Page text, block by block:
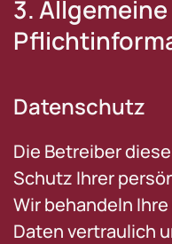
3.
Datenschutz
Die Betreiber
Schutz Ihrer
Wir behandeln
Daten vertraulich